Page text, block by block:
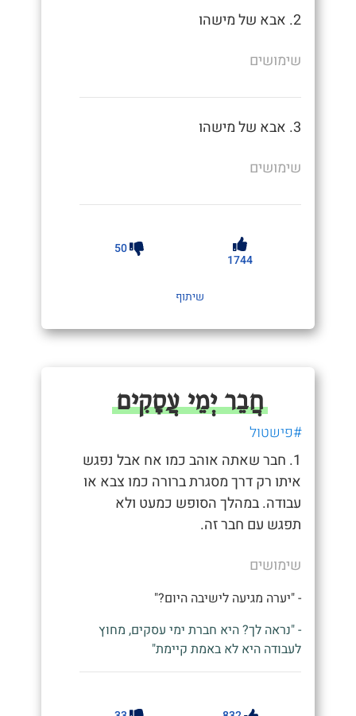
2. אבא של מישהו
שימושים
3. אבא של מישהו
שימושים
1744
50
שיתוף
חֲבֵר יְמֵי עֲסָקִים
#פישטול
1. חבר שאתה אוהב כמו אח אבל נפגש
איתו רק דרך מסגרת ברורה כמו צבא או
עבודה. במהלך הסופש כמעט ולא
תפגש עם חבר זה.
שימושים
- "יערה מגיעה לישיבה היום?"
- "נראה לך? היא חברת ימי עסקים, מחוץ
לעבודה היא לא באמת קיימת"